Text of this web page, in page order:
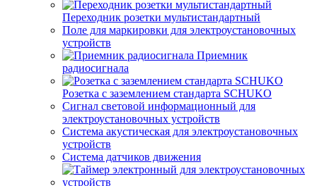
Переходник розетки мультистандартный
Поле для маркировки для электроустановочных
устройств
Приемник
радиосигнала
Розетка с заземлением стандарта SCHUKO
Сигнал световой информационный для
электроустановочных устройств
Система акустическая для электроустановочных
устройств
Система датчиков движения